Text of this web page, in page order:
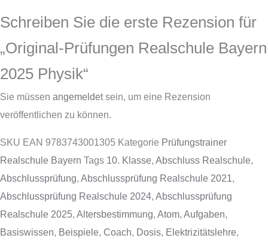
Schreiben Sie die erste Rezension für
„Original-Prüfungen Realschule Bayern
2025 Physik“
Sie müssen angemeldetsein, um eine Rezension
veröffentlichen zu können.
SKU EAN 9783743001305 Kategorie Prüfungstrainer
Realschule Bayern Tags 10. Klasse, Abschluss Realschule,
Abschlussprüfung, Abschlussprüfung Realschule 2021,
Abschlussprüfung Realschule 2024, Abschlussprüfung
Realschule 2025, Altersbestimmung, Atom, Aufgaben,
Basiswissen, Beispiele, Coach, Dosis, Elektrizitätslehre,